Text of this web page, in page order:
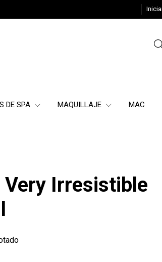
DE SPA MAQUILLAJE MAC
Very Irresistible